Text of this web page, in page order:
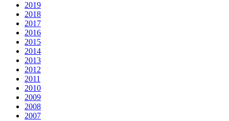
2019
2018
2017
2016
2015
2014
2013
2012
2011
2010
2009
2008
2007